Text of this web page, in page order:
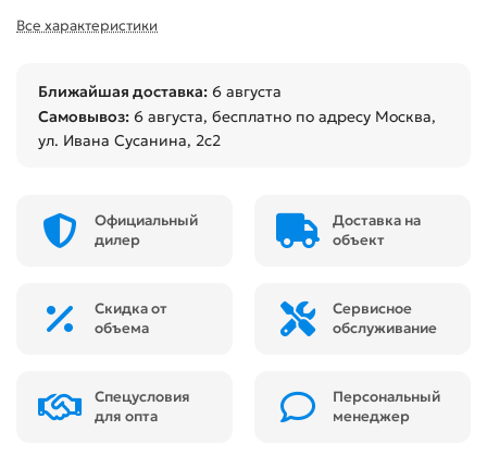
Все характеристики
Ближайшая доставка: 6 августа
Самовывоз: 6 августа, бесплатно по адресу Москва,
ул. Ивана Сусанина, 2с2
Официальный
дилер
Доставка на
объект
Скидка от
объема
Сервисное
обслуживание
Спецусловия
для опта
Персональный
менеджер